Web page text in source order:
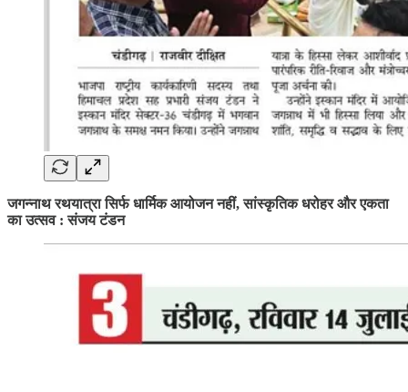
जगन्नाथ रथयात्रा सिर्फ धार्मिक आयोजन नहीं, सांस्कृतिक धरोहर और एकता
का उत्सव : संजय टंडन